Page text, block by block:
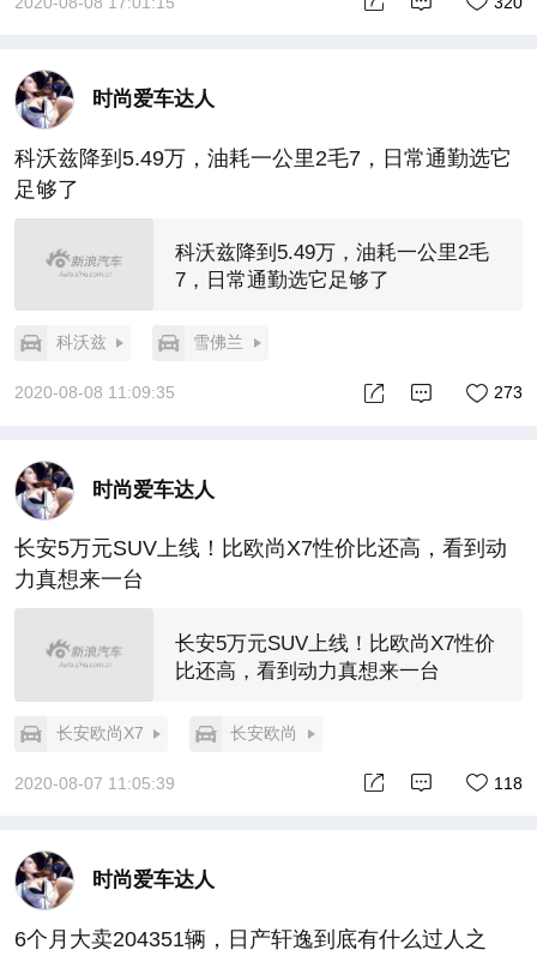
时尚爱车达人
科沃兹降到5.49万，油耗一公里2毛7，日常通勤选它
足够了
科沃兹降到5.49万，油耗一公里2毛
7，日常通勤选它足够了
科沃兹 雪佛兰
2020-08-08 11:09:35 273
时尚爱车达人
长安5万元SUV上线！比欧尚X7性价比还高，看到动
力真想来一台
长安5万元SUV上线！比欧尚X7性价
比还高，看到动力真想来一台
长安欧尚X7 长安欧尚
2020-08-07 11:05:39 118
时尚爱车达人
6个月大卖204351辆，日产轩逸到底有什么过人之